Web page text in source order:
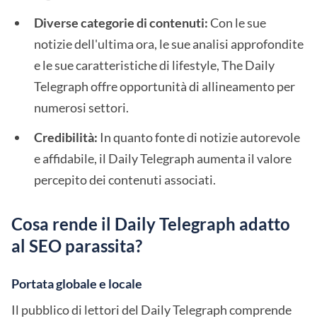
Diverse categorie di contenuti:Con le sue
notizie dell'ultima ora, le sue analisi approfondite
e le sue caratteristiche di lifestyle, The Daily
Telegraph offre opportunità di allineamento per
numerosi settori.
Credibilità: In quanto fonte di notizie autorevole
e affidabile, il Daily Telegraph aumenta il valore
percepito dei contenuti associati.
Cosa rende il Daily Telegraph adatto
al SEO parassita?
Portata globale e locale
Il pubblico di lettori del Daily Telegraph comprende